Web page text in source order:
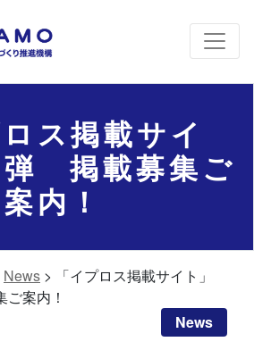
ロス掲載サイ
弾 掲載募集ご
案内！
News >
「イプロス掲載サイト」
案内！
News